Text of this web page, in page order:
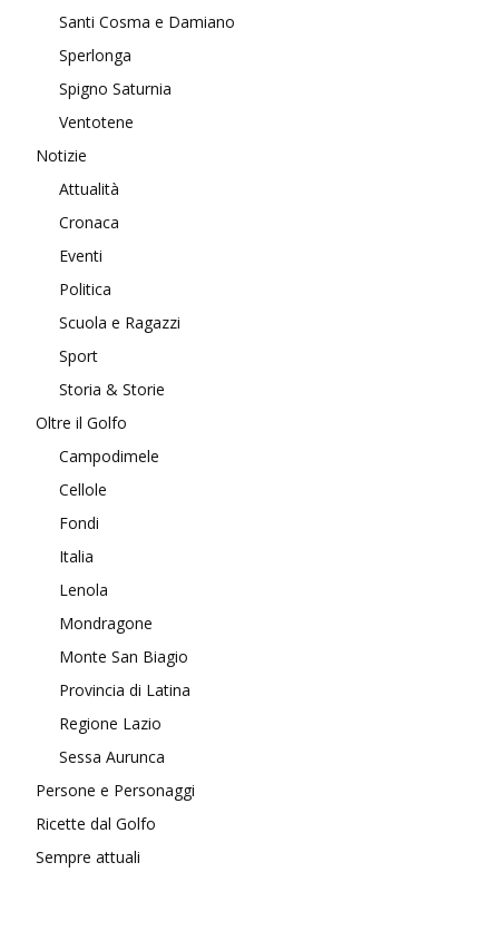
Santi Cosma e Damiano
Sperlonga
Spigno Saturnia
Ventotene
Notizie
Attualità
Cronaca
Eventi
Politica
Scuola e Ragazzi
Sport
Storia & Storie
Oltre il Golfo
Campodimele
Cellole
Fondi
Italia
Lenola
Mondragone
Monte San Biagio
Provincia di Latina
Regione Lazio
Sessa Aurunca
Persone e Personaggi
Ricette dal Golfo
Sempre attuali